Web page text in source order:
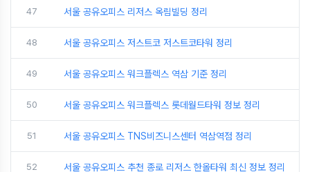
47 서울 공유오피스 리저스 옥림빌딩 정리
48 서울 공유오피스 저스트코 저스트코타워 정리
49 서울 공유오피스 워크플렉스 역삼 기준 정리
50 서울 공유오피스 워크플렉스 롯데월드타워 정보 정리
51 서울 공유오피스 TNS비즈니스센터 역삼역점 정리
52 서울 공유오피스 추천 종로 리저스 한올타워 최신 정보 정리